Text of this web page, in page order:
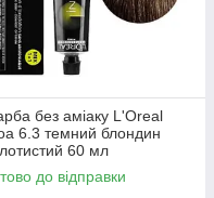
без аміаку L'Oreal
6.3 темний блондин
60 мл
до відправки